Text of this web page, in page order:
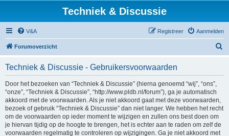
Techniek & Discussie
V&A Aanmelden
Registreer
Forumoverzicht
Techniek & Discussie - Gebruikersvoorwaarden
Door het bezoeken van “Techniek & Discussie” (hierna genoemd “wij”, “ons”,
“onze”, “Techniek & Discussie”, “http://www.pldb.nl/forum”), ga je automatisch
akkoord met de voorwaarden. Als je niet akkoord gaat met deze voorwaarden,
bezoek of gebruik “Techniek & Discussie” dan niet langer. We hebben het recht
om de voorwaarden op ieder moment te wijzigen en zullen ons best doen om
je hiervan tijdig op de hoogte te brengen, het is echter aan te raden om zelf de
voorwaarden regelmatig te controleren op wijzigingen. Ga je niet akkoord met